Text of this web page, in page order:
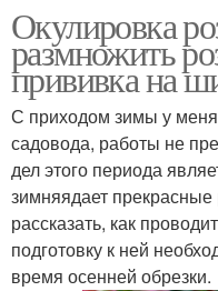
Окулировка
размножить
прививка на
С приходом зимы у
садовода, работы не
дел этого периода
зимняядает прекрасные
рассказать, как
подготовку к ней
время осенней обрезки.